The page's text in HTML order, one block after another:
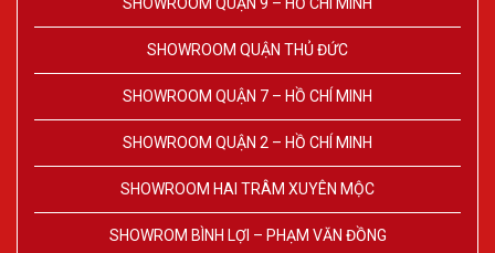
SHOWROOM QUẬN THỦ ĐỨC
SHOWROOM QUẬN 7 – HỒ CHÍ MINH
SHOWROOM QUẬN 2 – HỒ CHÍ MINH
SHOWROOM HAI TRÂM XUYÊN MỘC
SHOWROM BÌNH LỢI – PHẠM VĂN ĐỒNG